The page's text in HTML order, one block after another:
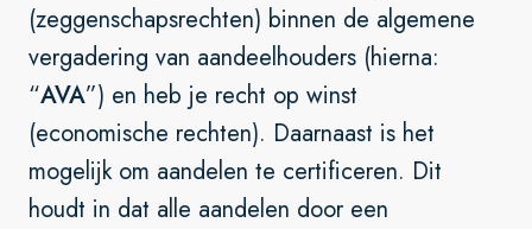
(zeggenschapsrechten) binnen de algemene
vergadering van aandeelhouders (hierna:
“AVA”) en heb je recht op winst
(economische rechten). Daarnaast is het
mogelijk om aandelen te certificeren. Dit
houdt in dat alle aandelen door een